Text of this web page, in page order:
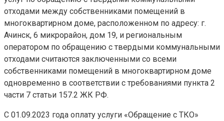
отходами между собственниками помещений в
многоквартирном доме, расположенном по адресу: г.
Ачинск, 6 микрорайон, дом 19, и региональным
оператором по обращению с твердыми коммунальными
отходами считаются заключенными со всеми
собственниками помещений в многоквартирном доме
одновременно в соответствии с требованиями пункта 2
части 7 статьи 157.2 ЖК РФ.
С 01.09.2023 года оплату услуги «Обращение с ТКО»